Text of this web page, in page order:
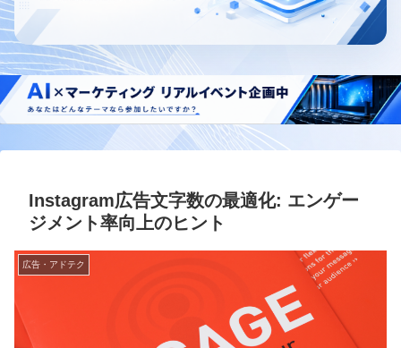
Instagram広告文字数の最適化: エンゲー
ジメント率向上のヒント
広告・アドテク